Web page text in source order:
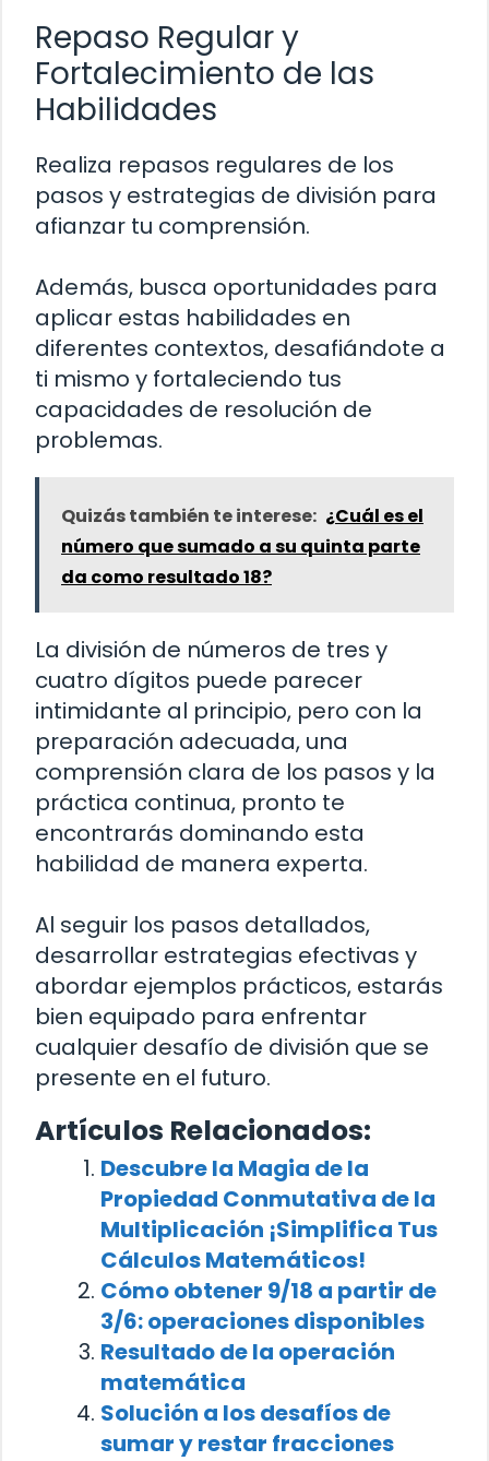
Repaso Regular y
Fortalecimiento de las
Habilidades
Realiza repasos regulares de los
pasos y estrategias de división para
afianzar tu comprensión.
Además, busca oportunidades para
aplicar estas habilidades en
diferentes contextos, desafiándote a
ti mismo y fortaleciendo tus
capacidades de resolución de
problemas.
Quizás también te interese: ¿Cuál es el
número que sumado a su quinta parte
da como resultado 18?
La división de números de tres y
cuatro dígitos puede parecer
intimidante al principio, pero con la
preparación adecuada, una
comprensión clara de los pasos y la
práctica continua, pronto te
encontrarás dominando esta
habilidad de manera experta.
Al seguir los pasos detallados,
desarrollar estrategias efectivas y
abordar ejemplos prácticos, estarás
bien equipado para enfrentar
cualquier desafío de división que se
presente en el futuro.
Artículos Relacionados:
Descubre la Magia de la
Propiedad Conmutativa de la
Multiplicación ¡Simplifica Tus
Cálculos Matemáticos!
Cómo obtener 9/18 a partir de
3/6: operaciones disponibles
Resultado de la operación
matemática
Solución a los desafíos de
sumar y restar fracciones